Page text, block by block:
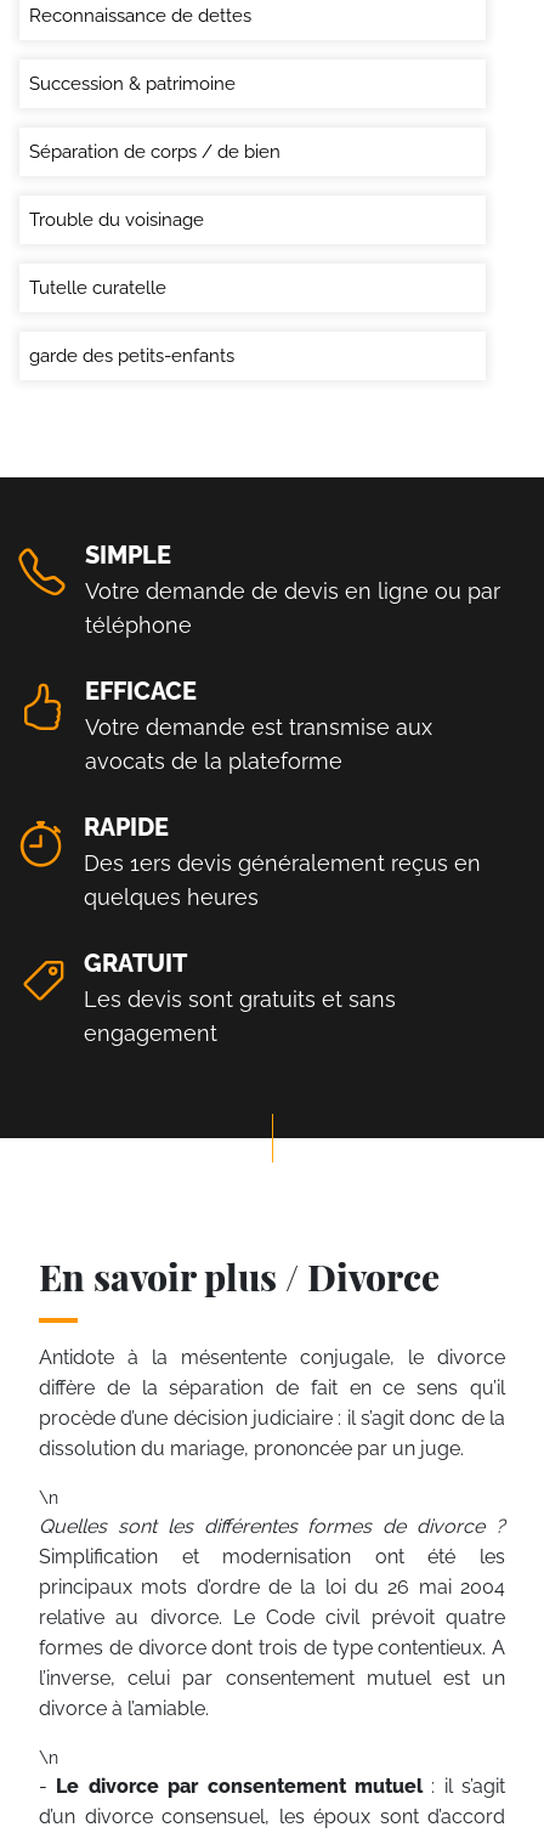
Reconnaissance de dettes
Succession & patrimoine
Séparation de corps / de bien
Trouble du voisinage
Tutelle curatelle
garde des petits-enfants
SIMPLE
Votre demande de devis en ligne ou par
téléphone
EFFICACE
Votre demande est transmise aux
avocats de la plateforme
RAPIDE
Des 1ers devis généralement reçus en
quelques heures
GRATUIT
Les devis sont gratuits et sans
engagement
En savoir plus / Divorce
Antidote à la mésentente conjugale, le divorce
diffère de la séparation de fait en ce sens qu’il
procède d’une décision judiciaire : il s’agit donc de la
dissolution du mariage, prononcée par un juge.
\n
Quelles sont les différentes formes de divorce ?
Simplification et modernisation ont été les
principaux mots d’ordre de la loi du 26 mai 2004
relative au divorce. Le Code civil prévoit quatre
formes de divorce dont trois de type contentieux. A
l’inverse, celui par consentement mutuel est un
divorce à l’amiable.
\n
- Le divorce par consentement mutuel: il s’agit
d’un divorce consensuel, les époux sont d’accord